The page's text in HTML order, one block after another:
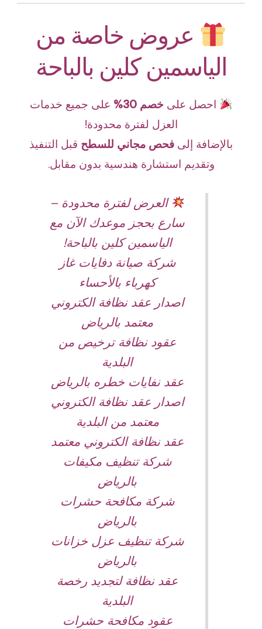
عروض خاصة من
الياسمين كلين بالباحة
احصل على خصم 30%
على جميع خدمات
العزل لفترة محدودة!
بالإضافة إلى فحص مجاني للسطح قبل التنفيذ
وتقديم استشارة هندسية بدون مقابل.
العرض لفترة محدودة –
سارع بحجز موعدك الآن مع
الياسمين كلين بالباحة!
شركة صيانة دفايات غاز
كهرباء بالأحساء
اصدار عقد نظافة الكتروني
معتمد بالرياض
عقود نظافة ترخيص من
البلدية
عقد نفايات خطره بالرياض
اصدار عقد نظافة الكتروني
معتمد من البلدية
عقد نظافة الكتروني معتمد
شركة تنظيف مكيفات
بالرياض
شركة مكافحة حشرات
بالرياض
شركة تنظيف عزل خزانات
بالرياض
عقد نظافة لتجديد رخصة
البلدية
عقود مكافحة حشرات